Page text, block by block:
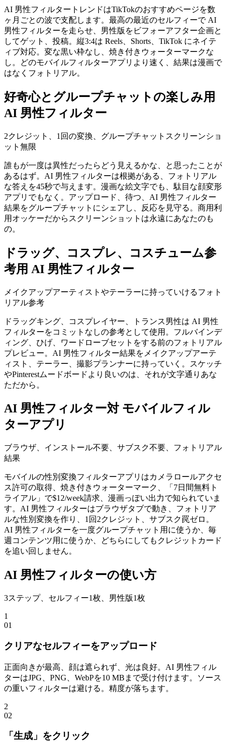
AI 男性フィルタートレンドはTikTokのおすすめページを数
ヶ月ごとの波で支配します。最高の最近のセルフィーで AI
男性フィルターを走らせ、男性版をビフォーアフター企画と
してゲット、投稿。縦3:4は Reels、Shorts、TikTok にネイテ
ィブ対応。変な黒い枠なし、焼き付きウォーターマークな
し。どのモバイルフィルターアプリより速く、結果は漫画で
はなくフォトリアル。
好奇心とグループチャットの楽しみ用
AI 男性フィルター
2クレジット、1回の変換、グループチャットスクリーンショ
ット無限
誰もが一度は異性だったらどう見えるかな、と思ったことが
あるはず。AI 男性フィルターは根拠がある、フォトリアル
な答えを45秒で与えます。漫画な絵文字でも、駄目な顔変形
アプリでもなく。アップロード、待つ、AI 男性フィルター
結果をグループチャットにシェアし、反応を見守る。商用利
用オッケーだからスクリーンショットは永遠にあなたのも
の。
ドラッグ、コスプレ、コスチューム参
考用 AI 男性フィルター
メイクアップアーティストやテーラーに持っていけるフォト
リアル参考
ドラッグキング、コスプレイヤー、トランス男性は AI 男性
フィルターをコミットなしの参考として使用。フルバインデ
ィング、ひげ、ワードローブセットをする前のフォトリアル
プレビュー。AI 男性フィルター結果をメイクアップアーテ
ィスト、テーラー、撮影プランナーに持っていく。スケッチ
やPinterestムードボードより良いのは、それが文字通りあな
ただから。
AI 男性フィルター対 モバイルフィル
ターアプリ
ブラウザ、インストール不要、サブスク不要、フォトリアル
結果
モバイルの性別変換フィルターアプリはカメラロールアクセ
ス許可の取得、焼き付きウォーターマーク、「7日間無料ト
ライアル」で$12/week請求、漫画っぽい出力で知られていま
す。AI 男性フィルターはブラウザタブで動き、フォトリア
ルな性別変換を作り、1回2クレジット、サブスク罠ゼロ。
AI 男性フィルターを一度グループチャット用に使うか、毎
週コンテンツ用に使うか、どちらにしてもクレジットカード
を追い回しません。
AI 男性フィルターの使い方
3ステップ、セルフィー1枚、男性版1枚
1
01
クリアなセルフィーをアップロード
正面向きが最高、顔は遮られず、光は良好。AI 男性フィル
ターはJPG、PNG、WebPを10 MBまで受け付けます。ソース
の重いフィルターは避ける。精度が落ちます。
2
02
「生成」をクリック